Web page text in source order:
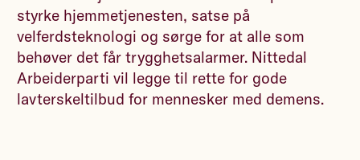
styrke hjemmetjenesten, satse på
velferdsteknologi og sørge for at alle som
behøver det får trygghetsalarmer. Nittedal
Arbeiderparti vil legge til rette for gode
lavterskeltilbud for mennesker med demens.